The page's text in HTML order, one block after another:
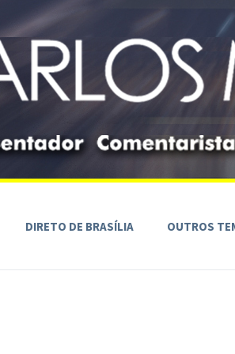
DIRETO DE BRASÍLIA OUTROS